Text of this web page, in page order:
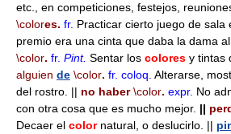
etc., en competiciones, festejos,
\colores. fr. Practicar cierto juego de sala
premio era una cinta que daba la dama
\color. fr. Pint. Sentar los colores y tintas
alguien de \color. fr. coloq. Alterarse,
del rostro. || no haber\color. expr. No
con otra cosa que es mucho mejor. ||
Decaer el colornatural, o deslucirlo. ||